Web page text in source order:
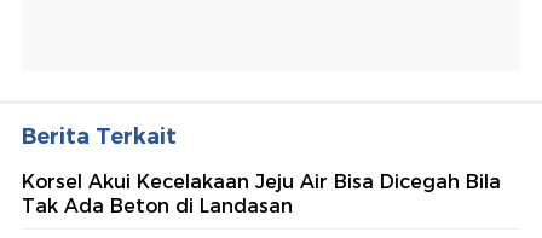
Berita Terkait
Korsel Akui Kecelakaan Jeju Air Bisa Dicegah Bila
Tak Ada Beton di Landasan